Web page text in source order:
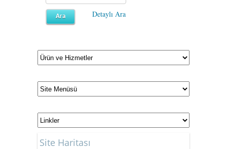
Detaylı Ara
Site Haritası